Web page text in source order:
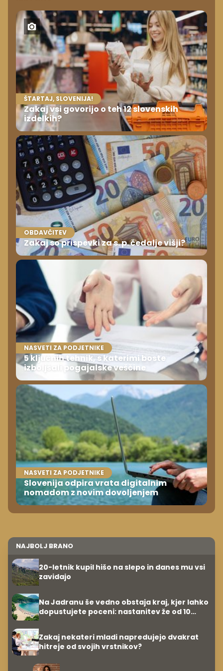
ŠTARTAJ, SLOVENIJA!
Zakaj vsi govorijo o teh 12 slovenskih
izdelkih?
OBDAVČITEV
Zakaj so prispevki za s. p. čedalje višji?
NASVETI ZA PODJETNIKE
5 ključnih tehnik, s katerimi boste
izboljšali pogajalske veščine
NASVETI ZA PODJETNIKE
Slovenija odpira vrata digitalnim
nomadom z novim dovoljenjem
NAJBOLJ BRANO
20-letnik kupil hišo na slepo in danes mu vsi
zavidajo
Na Jadranu še vedno obstaja kraj, kjer lahko
dopustujete poceni: nastanitev že od 10
Zakaj nekateri mladi napredujejo dvakrat
hitreje od svojih vrstnikov?